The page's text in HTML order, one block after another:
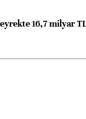
16,7 milyar